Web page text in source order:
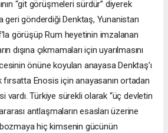
“git görüşmeleri sürdür” diyerek
geri gönderdiği Denktaş, Yunanistan
görüşüp Rum heyetinin imzalanan
dışına çıkmamaları için uyarılmasını
önüne koyulan anayasa Denktaş’ı
fırsatta Enosis için anayasanın ortadan
vardı. Türkiye sürekli olarak “üç devletin
antlaşmaların esasları üzerine
hiç kimsenin gücünün